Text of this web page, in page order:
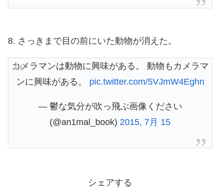
8. さっきまで目の前にいた動物が消えた。
カメラマンは動物に興味がある。 動物もカメラマ
ンに興味がある。 pic.twitter.com/5VJmW4Eghn
— 鬱な気分が吹っ飛ぶ画像ください
(@an1mal_book) 2015, 7月 15
シェアする